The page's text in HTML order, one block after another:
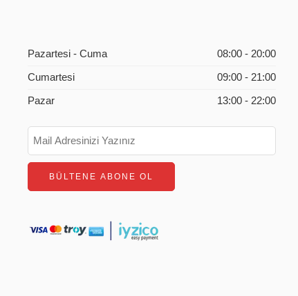
Pazartesi - Cuma 08:00 - 20:00
Cumartesi 09:00 - 21:00
Pazar 13:00 - 22:00